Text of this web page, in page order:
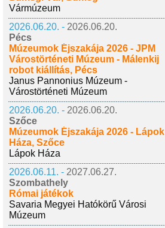
Vármúzeum
2026.06.20. - 2026.06.20.
Pécs
Múzeumok Éjszakája 2026 - JPM
Várostörténeti Múzeum - Málenkij
robot kiállítás, Pécs
Janus Pannonius Múzeum -
Várostörténeti Múzeum
2026.06.20. - 2026.06.20.
Szőce
Múzeumok Éjszakája 2026 - Lápok
Háza, Szőce
Lápok Háza
2026.06.11. - 2027.06.27.
Szombathely
Római játékok
Savaria Megyei Hatókörű Városi
Múzeum